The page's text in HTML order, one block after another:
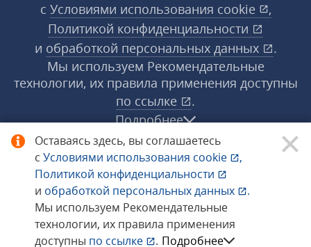
Оставаясь здесь, вы соглашаетесь
с Условиями использования cookie
,
Политикой конфиденциальности
и обработкой персональных данных
.
Мы используем Рекомендательные
технологии, их правила применения
доступны по ссылке . Подробнее
с Условиями использования cookie
,
Политикой конфиденциальности
и обработкой персональных данных
.
Мы используем Рекомендательные
технологии, их правила применения доступны
по ссылке
.
Подробнее
© 1998−2026 «1С‑Рарус» ®. Все права
защищены.
Сообщить об ошибке